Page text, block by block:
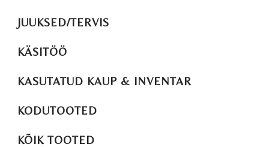
JUUKSED/TERVIS
KÄSITÖÖ
KASUTATUD KAUP & INVENTAR
KODUTOOTED
KÕIK TOOTED